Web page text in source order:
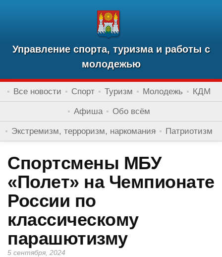
Управление спорта, туризма и работы с
молодежью
Все новости Спорт Туризм Молодежь КДМ
Афиша Обо всём
Экстремизм, терроризм, наркомания Патриотизм
Спортсмены МБУ
«Полет» на Чемпионате
России по
классическому
парашютизму
5 сентября, 2024